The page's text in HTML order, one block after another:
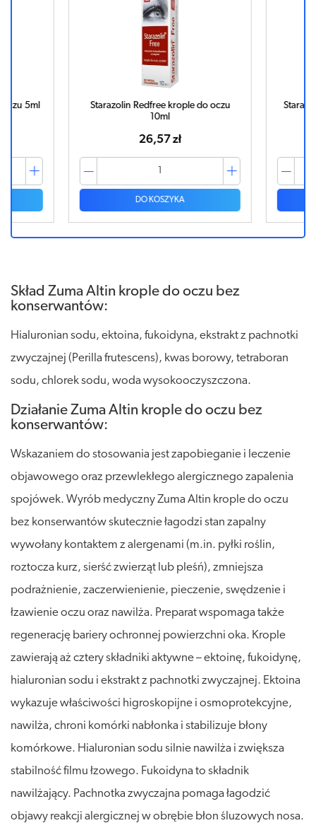
5ml
Starazolin Redfree krople do oczu
10ml
26,57 zł
DO KOSZYKA
Skład Zuma Altin krople do oczu bez
konserwantów:
Hialuronian sodu, ektoina, fukoidyna, ekstrakt z pachnotki
zwyczajnej (Perilla frutescens), kwas borowy, tetraboran
sodu, chlorek sodu, woda wysokooczyszczona.
Działanie Zuma Altin krople do oczu bez
konserwantów:
Wskazaniem do stosowania jest zapobieganie i leczenie
objawowego oraz przewlekłego alergicznego zapalenia
spojówek. Wyrób medyczny Zuma Altin krople do oczu
bez konserwantów skutecznie łagodzi stan zapalny
wywołany kontaktem z alergenami (m.in. pyłki roślin,
roztocza kurz, sierść zwierząt lub pleśń), zmniejsza
podrażnienie, zaczerwienienie, pieczenie, swędzenie i
łzawienie oczu oraz nawilża. Preparat wspomaga także
regenerację bariery ochronnej powierzchni oka. Krople
zawierają aż cztery składniki aktywne – ektoinę, fukoidynę,
hialuronian sodu i ekstrakt z pachnotki zwyczajnej. Ektoina
wykazuje właściwości higroskopijne i osmoprotekcyjne,
nawilża, chroni komórki nabłonka i stabilizuje błony
komórkowe. Hialuronian sodu silnie nawilża i zwiększa
stabilność filmu łzowego. Fukoidyna to składnik
nawilżający. Pachnotka zwyczajna pomaga łagodzić
objawy reakcji alergicznej w obrębie błon śluzowych nosa.